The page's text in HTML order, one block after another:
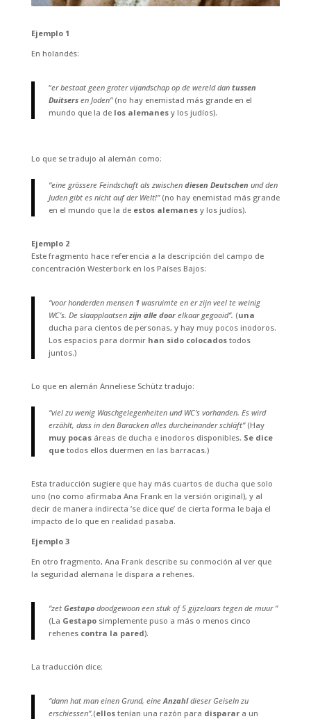
Ejemplo 1
En holandés:
“er bestaat geen groter vijandschap op de wereld dan tussen
Duitsers en Joden”(no hay enemistad más grande en el
mundo que la de los alemanes y los judíos).
Lo que se tradujo al alemán como:
“eine grössere Feindschaft als zwischen diesen Deutschen und den
Juden gibt es nicht auf der Welt!”(no hay enemistad más grande
en el mundo que la de estos alemanes y los judíos).
Ejemplo 2
Este fragmento hace referencia a la descripción del campo de
concentración Westerbork en los Países Bajos:
“voor honderden mensen1wasruimte en er zijn veel te weinig
WC’s. De slaapplaatsen zijn alle doorelkaar gegooid”. (una
ducha para cientos de personas, y hay muy pocos inodoros.
Los espacios para dormir han sido colocadostodos
juntos.)
Lo que en alemán Anneliese Schütz tradujo:
“viel zu wenig Waschgelegenheiten und WC’s vorhanden. Es wird
erzählt, dass in den Baracken alles durcheinander schläft”(Hay
muy pocasáreas de ducha e inodoros disponibles. Se dice
quetodos ellos duermen en las barracas.)
Esta traducción sugiere que hay más cuartos de ducha que solo
uno (no como afirmaba Ana Frank en la versión original), y al
decir de manera indirecta ‘se dice que’ de cierta forma le baja el
impacto de lo que en realidad pasaba.
Ejemplo 3
En otro fragmento, Ana Frank describe su conmoción al ver que
la seguridad alemana le dispara a rehenes.
“zet Gestapo doodgewoon een stuk of 5 gijzelaars tegen de muur ”
(La Gestapo simplemente puso a más o menos cinco
rehenes contra la pared).
La traducción dice:
“dann hat man einen Grund, eine Anzahldieser Geiseln zu
erschiessen”.(ellos tenían una razón para disparar a un